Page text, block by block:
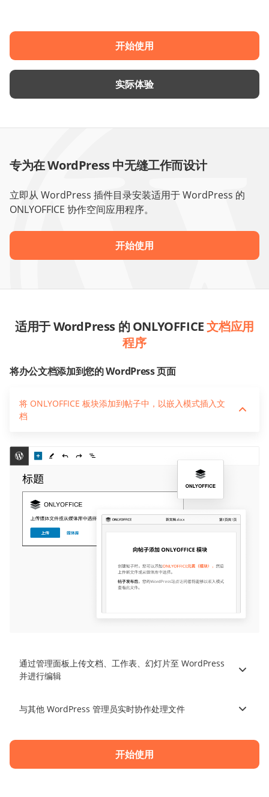
开始使用
实际体验
专为在 WordPress 中无缝工作而设计
立即从 WordPress 插件目录安装适用于 WordPress 的
ONLYOFFICE 协作空间应用程序。
开始使用
适用于 WordPress 的 ONLYOFFICE文档应用
程序
将办公文档添加到您的 WordPress 页面
将 ONLYOFFICE 板块添加到帖子中，以嵌入模式插入文
档
通过管理面板上传文档、工作表、幻灯片至 WordPress
并进行编辑
与其他 WordPress 管理员实时协作处理文件
开始使用